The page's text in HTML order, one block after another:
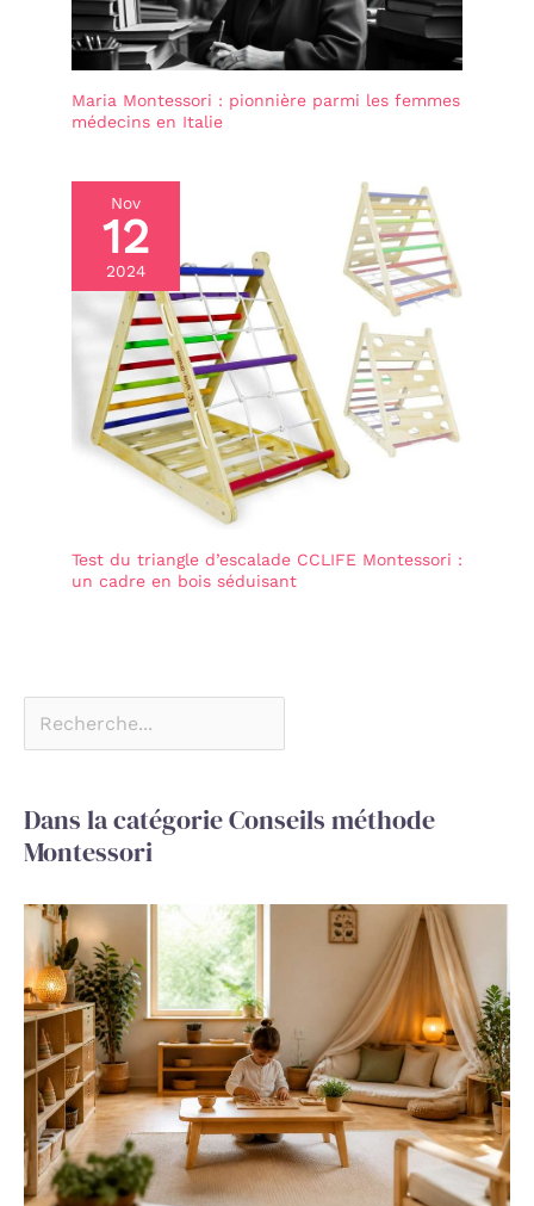
Maria Montessori : pionnière parmi les femmes
médecins en Italie
Nov
12
2024
Test du triangle d’escalade CCLIFE Montessori :
un cadre en bois séduisant
Dans la catégorie Conseils méthode
Montessori